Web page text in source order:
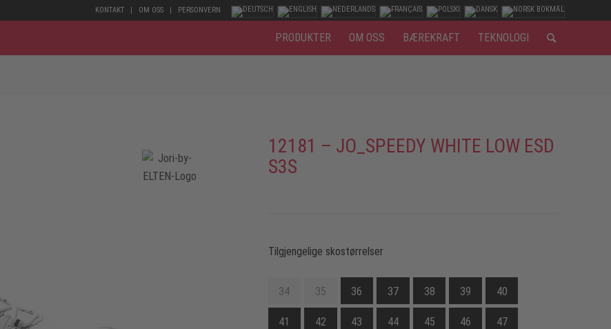
KONTAKT OM OSS PERSONVERN
PRODUKTER OM OSS BÆREKRAFT TEKNOLOGI
12181 – JO_SPEEDY WHITE LOW ESD
S3S
Tilgjengelige skostørrelser
34 35 36 37 38 39 40
41 42 43 44 45 46 47